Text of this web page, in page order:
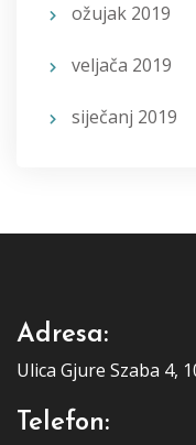
ožujak 2019
veljača 2019
siječanj 2019
Adresa:
Ulica Gjure Szaba 4,
Telefon: